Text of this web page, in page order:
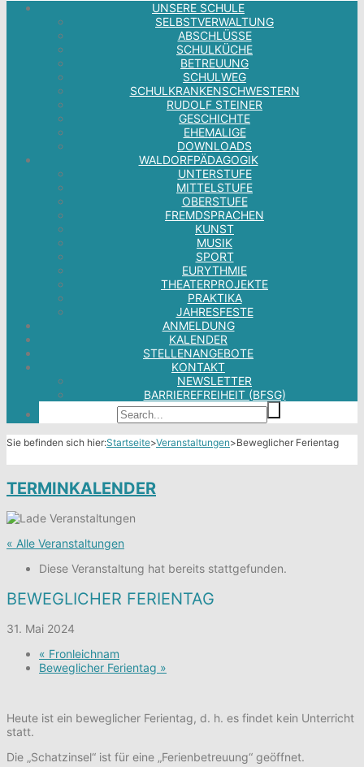
UNSERE SCHULE
SELBSTVERWALTUNG
ABSCHLÜSSE
SCHULKÜCHE
BETREUUNG
SCHULWEG
SCHULKRANKENSCHWESTERN
RUDOLF STEINER
GESCHICHTE
EHEMALIGE
DOWNLOADS
WALDORFPÄDAGOGIK
UNTERSTUFE
MITTELSTUFE
OBERSTUFE
FREMDSPRACHEN
KUNST
MUSIK
SPORT
EURYTHMIE
THEATERPROJEKTE
PRAKTIKA
JAHRESFESTE
ANMELDUNG
KALENDER
STELLENANGEBOTE
KONTAKT
NEWSLETTER
BARRIEREFREIHEIT (BFSG)
Sie befinden sich hier:Startseite>Veranstaltungen>Beweglicher Ferientag
TERMINKALENDER
« Alle Veranstaltungen
Diese Veranstaltung hat bereits stattgefunden.
BEWEGLICHER FERIENTAG
31. Mai 2024
« Fronleichnam
Beweglicher Ferientag »
Heute ist ein beweglicher Ferientag, d. h. es findet kein Unterricht
statt.
Die „Schatzinsel“ ist für eine „Ferienbetreuung“ geöffnet.